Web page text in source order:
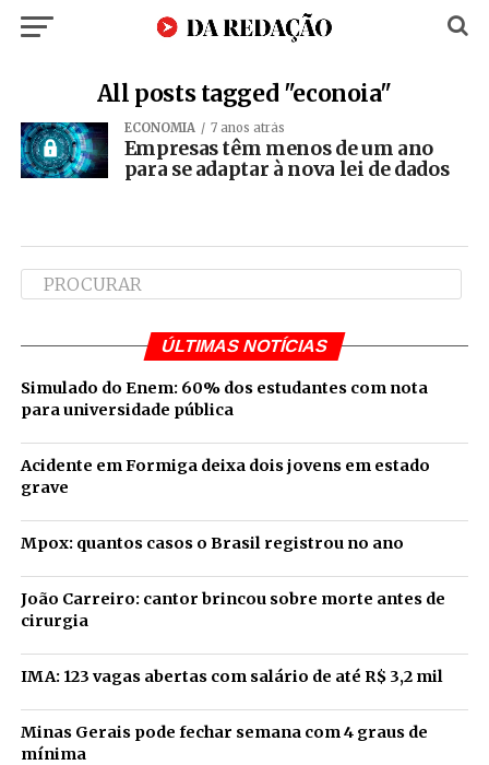
All posts tagged "econoia"
ECONOMIA 7 anos atrás
Empresas têm menos de um ano
para se adaptar à nova lei de dados
ÚLTIMAS NOTÍCIAS
Simulado do Enem: 60% dos estudantes com nota
para universidade pública
Acidente em Formiga deixa dois jovens em estado
grave
Mpox: quantos casos o Brasil registrou no ano
João Carreiro: cantor brincou sobre morte antes de
cirurgia
IMA: 123 vagas abertas com salário de até R$ 3,2 mil
Minas Gerais pode fechar semana com 4 graus de
mínima